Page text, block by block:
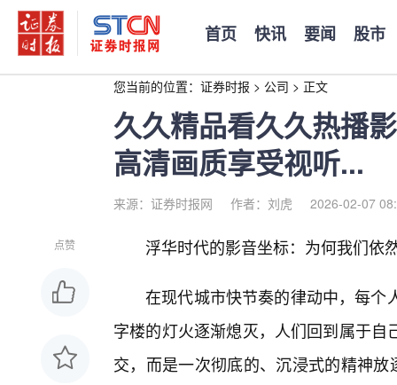
首页 快讯 要闻 股市
您当前的位置： 证券时报 > 公司 > 正文
久久精品看久久热播
高清画质享受视听...
来源：证券时报网 作者：刘虎 2026-02-07
点赞 浮华时代的影音坐标：为何我们依
在现代城市快节奏的律动中，每个
字楼的灯火逐渐熄灭，人们回到属于
交，而是一次彻底的、沉浸式的精神